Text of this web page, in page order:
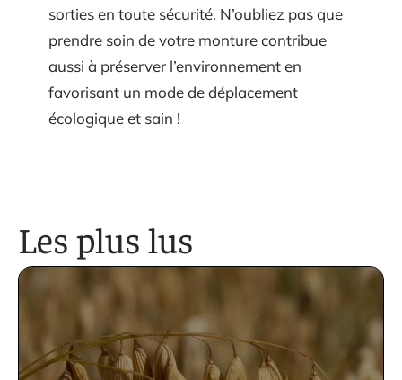
sorties en toute sécurité. N’oubliez pas que
prendre soin de votre monture contribue
aussi à préserver l’environnement en
favorisant un mode de déplacement
écologique et sain !
Les plus lus